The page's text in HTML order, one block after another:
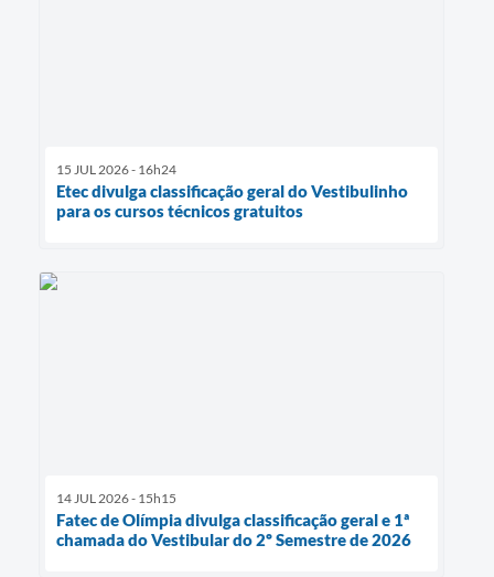
15 JUL 2026 - 16h24
Etec divulga classificação geral do Vestibulinho
para os cursos técnicos gratuitos
14 JUL 2026 - 15h15
Fatec de Olímpia divulga classificação geral e 1ª
chamada do Vestibular do 2º Semestre de 2026